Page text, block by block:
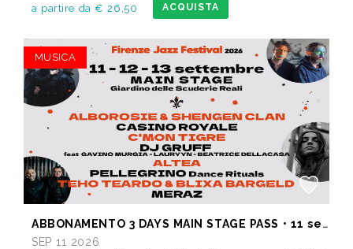
a partire da € 26,50 ACQUISTA
MUSICA
ABBONAMENTO 3 DAYS MAIN STAGE PASS • 11 settembre: Alborosie & Shengen Clan, DJ Gruff feat Gavino Murgia - Lauryyn - Beatrice Dellacasa, after party Dj Gruff • 12 settembre: Altea, Pellegrino, Casino Royale • 13 settembre: Meraz, Teho Teardo & Blixa Bargeld, C'Mon Tigre
SEP 11 2026